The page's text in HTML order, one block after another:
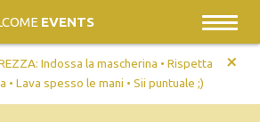
EVENTS
Indossa la mascherina • Rispetta
• Lava spesso le mani • Sii puntuale ;)
+